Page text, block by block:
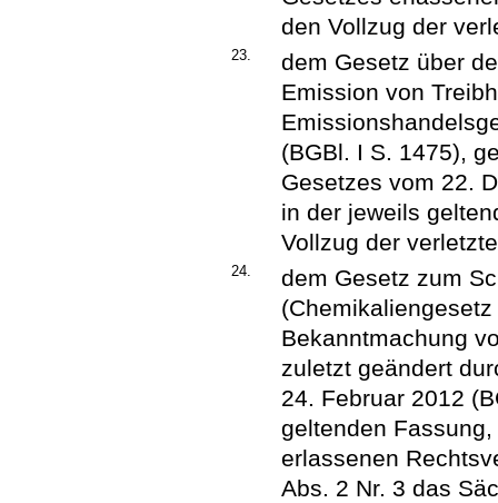
den Vollzug der
23.
dem Gesetz über
Emission von
(BGBl. I S. 1475),
Gesetzes vom 22.
in der jeweils
Vollzug der
24.
dem Gesetz zum
Bekanntmachung
zuletzt geändert
24. Februar 2012
geltenden
erlassenen
Abs. 2 Nr. 3 das